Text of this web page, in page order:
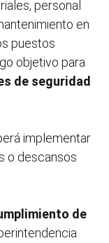
personal
en
puestos
objetivo para
de seguridad
implementar
o descansos
de